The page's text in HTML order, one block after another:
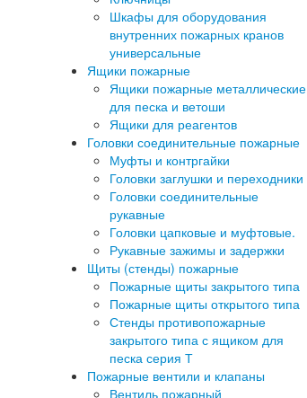
Шкафы для оборудования
внутренних пожарных кранов
универсальные
Ящики пожарные
Ящики пожарные металлические
для песка и ветоши
Ящики для реагентов
Головки соединительные пожарные
Муфты и контргайки
Головки заглушки и переходники
Головки соединительные
рукавные
Головки цапковые и муфтовые.
Рукавные зажимы и задержки
Щиты (стенды) пожарные
Пожарные щиты закрытого типа
Пожарные щиты открытого типа
Стенды противопожарные
закрытого типа с ящиком для
песка серия Т
Пожарные вентили и клапаны
Вентиль пожарный